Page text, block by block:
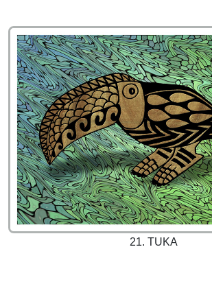
21. TUKA